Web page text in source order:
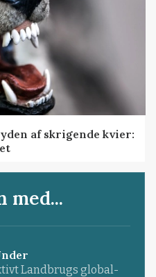
af skrigende kvier:
med...
Landbrugs global-